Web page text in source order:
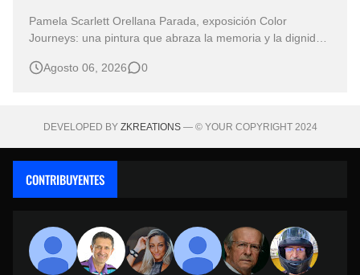
Pamela Scarlett Orellana Parada, exposición Color
Journeys: una pintura que abraza la memoria y la dignidad
obras no necesitan levantar la voz para permanecer en la
Agosto 06, 2026 0
DEVELOPED BY ZKREATIONS— © YOUR COPYRIGHT 2024
CONTRIBUYENTES